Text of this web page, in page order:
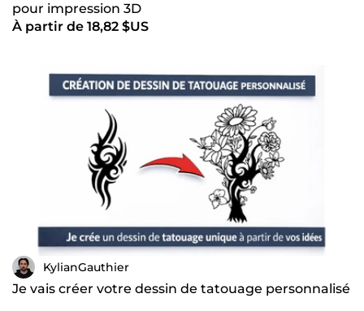
pour impression 3D
À partir de 18,82 $US
KylianGauthier
Je vais créer votre dessin de tatouage personnalisé